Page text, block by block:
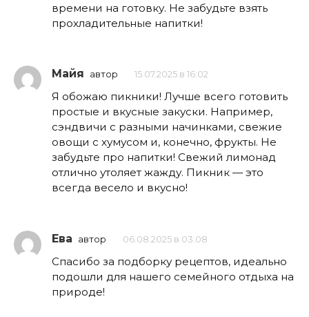
времени на готовку. Не забудьте взять
прохладительные напитки!
Майя автор 15.07.2025 в 16:02
Я обожаю пикники! Лучше всего готовить
простые и вкусные закуски. Например,
сэндвичи с разными начинками, свежие
овощи с хумусом и, конечно, фрукты. Не
забудьте про напитки! Свежий лимонад
отлично утоляет жажду. Пикник — это
всегда весело и вкусно!
Ева автор 06.08.2025 в 03:08
Спасибо за подборку рецептов, идеально
подошли для нашего семейного отдыха на
природе!